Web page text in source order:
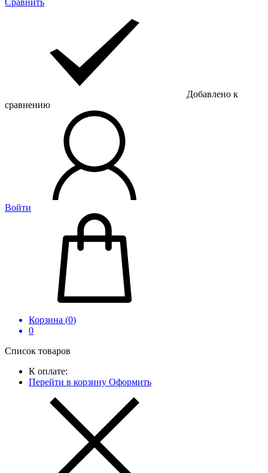
Сравнить
Добавлено к
сравнению
Войти
Корзина (0)
0
Список товаров
К оплате:
Перейти в корзину Оформить